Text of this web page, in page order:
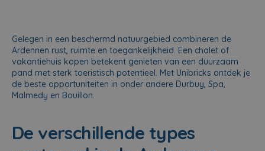
Gelegen in een beschermd natuurgebied combineren de
Ardennen rust, ruimte en toegankelijkheid. Een chalet of
vakantiehuis kopen betekent genieten van een duurzaam
pand met sterk toeristisch potentieel. Met Unibricks ontdek je
de beste opportuniteiten in onder andere Durbuy, Spa,
Malmedy en Bouillon.
De verschillende types